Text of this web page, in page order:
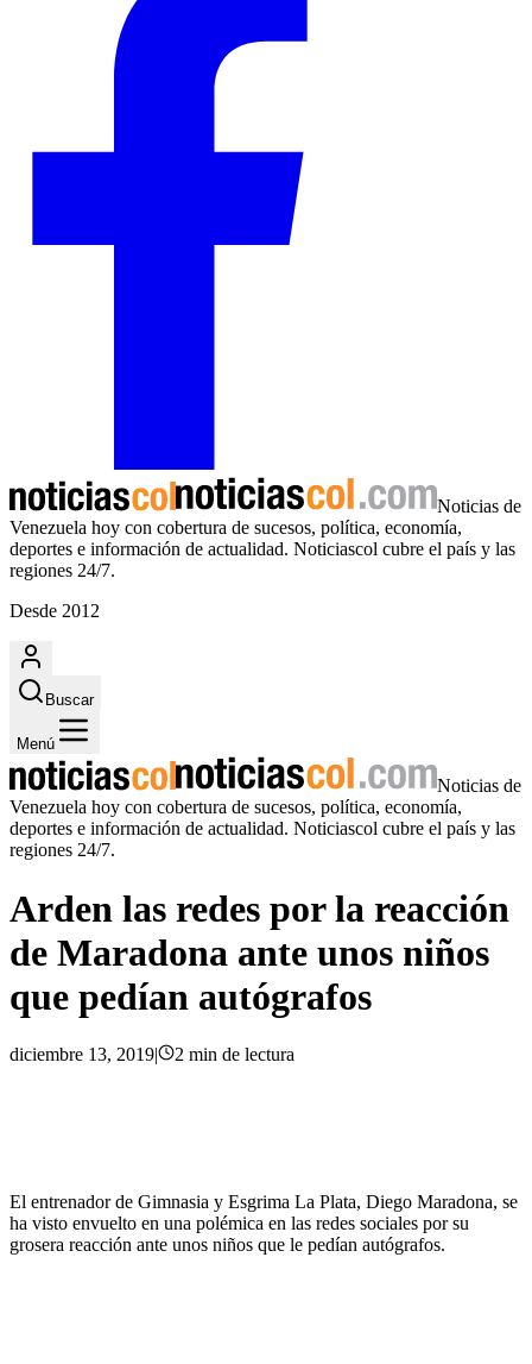
Noticias de
Venezuela hoy con cobertura de sucesos, política, economía,
deportes e información de actualidad. Noticiascol cubre el país y las
regiones 24/7.
Desde 2012
Buscar
Menú
Noticias de
Venezuela hoy con cobertura de sucesos, política, economía,
deportes e información de actualidad. Noticiascol cubre el país y las
regiones 24/7.
Arden las redes por la reacción
de Maradona ante unos niños
que pedían autógrafos
diciembre 13, 2019| 2 min de lectura
El entrenador de Gimnasia y Esgrima La Plata, Diego Maradona, se
ha visto envuelto en una polémica en las redes sociales por su
grosera reacción ante unos niños que le pedían autógrafos.